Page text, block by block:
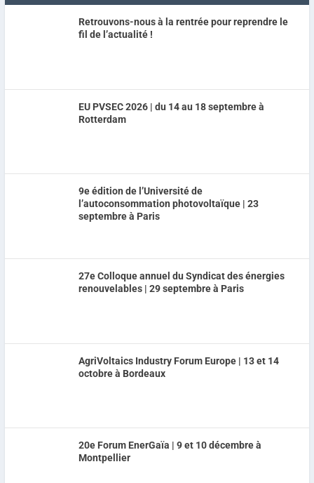
Retrouvons-nous à la rentrée pour reprendre le
fil de l’actualité !
EU PVSEC 2026 | du 14 au 18 septembre à
Rotterdam
9e édition de l’Université de
l’autoconsommation photovoltaïque | 23
septembre à Paris
27e Colloque annuel du Syndicat des énergies
renouvelables | 29 septembre à Paris
AgriVoltaics Industry Forum Europe | 13 et 14
octobre à Bordeaux
20e Forum EnerGaïa | 9 et 10 décembre à
Montpellier